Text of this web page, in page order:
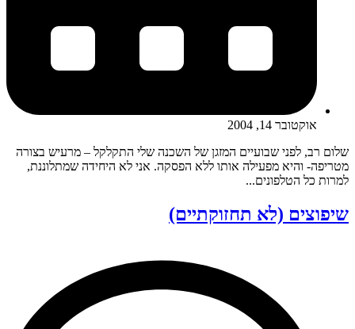
אוקטובר 14, 2004
שלום רב, לפני שבועיים המזגן של השכנה שלי התקלקל – מרעיש בצורה
מטריפה- והיא מפעילה אותו ללא הפסקה. אני לא היחידה שמתלוננת,
למרות כל הטלפונים...
שיפוצים (לא תחזוקתיים)